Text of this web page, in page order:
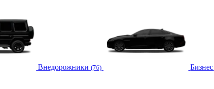
Внедорожники (76) Бизнес